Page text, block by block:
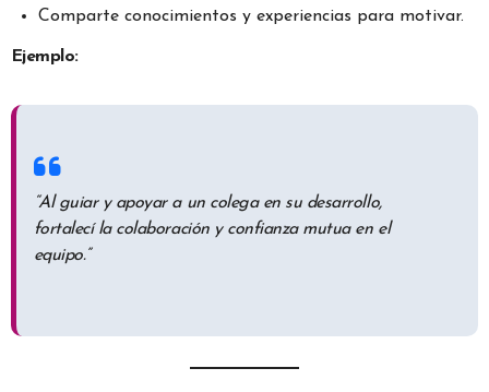
Comparte conocimientos y experiencias para motivar.
Ejemplo:
“Al guiar y apoyar a un colega en su desarrollo,
fortalecí la colaboración y confianza mutua en el
equipo.”